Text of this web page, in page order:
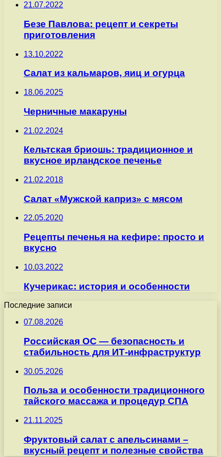
21.07.2022
Безе Павлова: рецепт и секреты
приготовления
13.10.2022
Салат из кальмаров, яиц и огурца
18.06.2025
Черничные макаруны
21.02.2024
Кельтская бриошь: традиционное и
вкусное ирландское печенье
21.02.2018
Салат «Мужской каприз» с мясом
22.05.2020
Рецепты печенья на кефире: просто и
вкусно
10.03.2022
Кучерикас: история и особенности
Последние записи
07.08.2026
Российская ОС — безопасность и
стабильность для ИТ-инфраструктур
30.05.2026
Польза и особенности традиционного
тайского массажа и процедур СПА
21.11.2025
Фруктовый салат с апельсинами –
вкусный рецепт и полезные свойства